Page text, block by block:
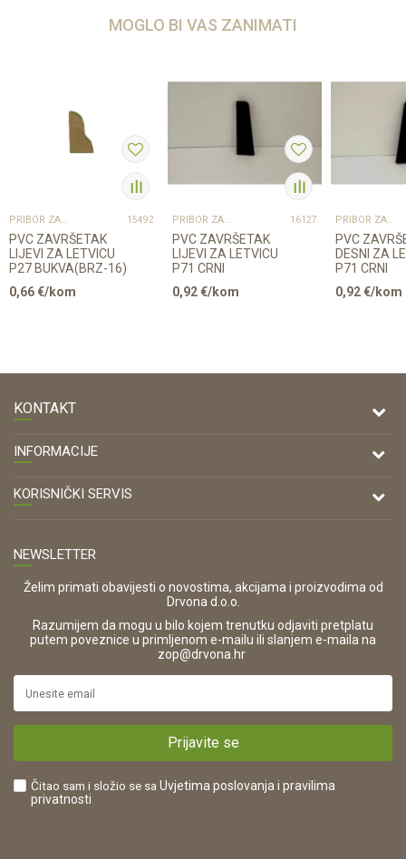
MOGLO BI VAS ZANIMATI
PRIBOR ZA UGRADNJU PODOVA – SVE NA JEDNOM MJESTU 15492
PVC ZAVRŠETAK
LIJEVI ZA LETVICU
P27 BUKVA(BRZ-16)
0,66€/kom
PRIBOR ZA UGRADNJU PODOVA – SVE NA JEDNOM MJESTU 16127
PVC ZAVRŠETAK
LIJEVI ZA LETVICU
P71 CRNI
0,92€/kom
PRIBOR ZA UGRADNJU PODOVA – SVE NA JEDNOM MJESTU
PVC
DESNI ZA
P71 CRNI
0,92€/kom
KONTAKT
DRVONA D.O.O.
Antuna Mihanovića 7,
47000 Karlovac
OIB:
42821181683
16280
https://www.drvona.hr/
POREZNI BROJ:
INFORMACIJE
O nama
KORISNIČKI SERVIS
Zaštita privatnosti i osobnih podataka
Korištenje kolačića
Pravo na odustajanje i jednostrani raskid ugovora
Reklamacije
Plaćanje karticama
Što dobivam registracijom?
NEWSLETTER
Želim primati obavijesti o novostima, akcijama i proizvodima od
Drvona d.o.o.
Razumijem da mogu u bilo kojem trenutku odjaviti pretplatu
putem poveznice u primljenom e-mailu ili slanjem e-maila na
zop@drvona.hr
Prijavite se
Čitao sam i složio se sa Uvjetima poslovanja i pravilima
privatnosti